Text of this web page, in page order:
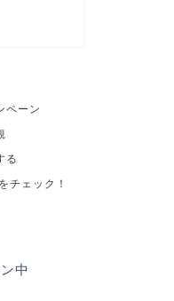
ペーン
る
チェック！
中